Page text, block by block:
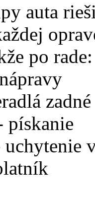
auta
po rade:
zadné
pískanie